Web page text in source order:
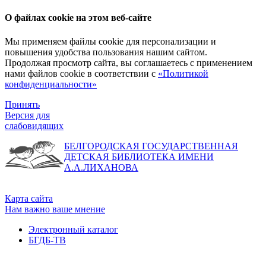
О файлах cookie на этом веб-сайте
Мы применяем файлы cookie для персонализации и
повышения удобства пользования нашим сайтом.
Продолжая просмотр сайта, вы соглашаетесь с применением
нами файлов cookie в соответствии с «Политикой
конфиденциальности»
Принять
Версия для
слабовидящих
БЕЛГОРОДСКАЯ ГОСУДАРСТВЕННАЯ
ДЕТСКАЯ БИБЛИОТЕКА ИМЕНИ
А.А.ЛИХАНОВА
Карта сайта
Нам важно ваше мнение
Электронный каталог
БГДБ-ТВ